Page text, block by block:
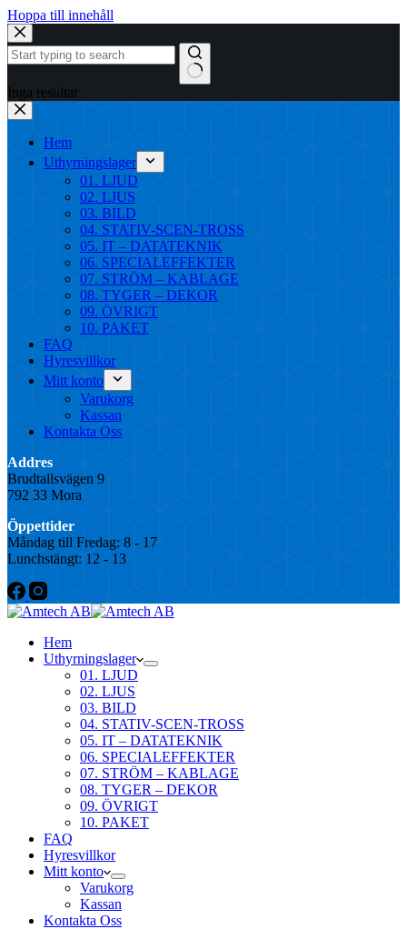
Hoppa till innehåll
Inga resultat
Hem
Uthyrningslager
01. LJUD
02. LJUS
03. BILD
04. STATIV-SCEN-TROSS
05. IT – DATATEKNIK
06. SPECIALEFFEKTER
07. STRÖM – KABLAGE
08. TYGER – DEKOR
09. ÖVRIGT
10. PAKET
FAQ
Hyresvillkor
Mitt konto
Varukorg
Kassan
Kontakta Oss
Addres
Brudtallsvägen 9
792 33 Mora
Öppettider
Måndag till Fredag: 8 - 17
Lunchstängt: 12 - 13
Hem
Uthyrningslager
01. LJUD
02. LJUS
03. BILD
04. STATIV-SCEN-TROSS
05. IT – DATATEKNIK
06. SPECIALEFFEKTER
07. STRÖM – KABLAGE
08. TYGER – DEKOR
09. ÖVRIGT
10. PAKET
FAQ
Hyresvillkor
Mitt konto
Varukorg
Kassan
Kontakta Oss